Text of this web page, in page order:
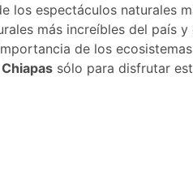
los espectáculos naturales
más increíbles del país
de los
Chiapas sólo para disfrutar